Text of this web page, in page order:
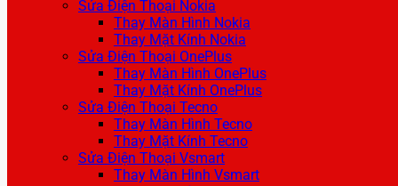
Sửa Điện Thoại Nokia
Thay Màn Hình Nokia
Thay Mặt Kính Nokia
Sửa Điện Thoại OnePlus
Thay Màn Hình OnePlus
Thay Mặt Kính OnePlus
Sửa Điện Thoại Tecno
Thay Màn Hình Tecno
Thay Mặt Kính Tecno
Sửa Điện Thoại Vsmart
Thay Màn Hình Vsmart